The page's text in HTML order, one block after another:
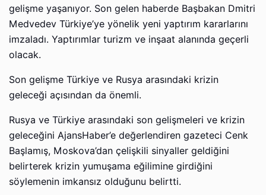
gelişme yaşanıyor. Son gelen haberde Başbakan Dmitri
Medvedev Türkiye’ye yönelik yeni yaptırım kararlarını
imzaladı. Yaptırımlar turizm ve inşaat alanında geçerli
olacak.
Son gelişme Türkiye ve Rusya arasındaki krizin
geleceği açısından da önemli.
Rusya ve Türkiye arasındaki son gelişmeleri ve krizin
geleceğini AjansHaber’e değerlendiren gazeteci Cenk
Başlamış, Moskova’dan çelişkili sinyaller geldiğini
belirterek krizin yumuşama eğilimine girdiğini
söylemenin imkansız olduğunu belirtti.